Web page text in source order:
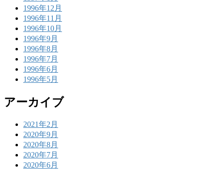
1996年12月
1996年11月
1996年10月
1996年9月
1996年8月
1996年7月
1996年6月
1996年5月
アーカイブ
2021年2月
2020年9月
2020年8月
2020年7月
2020年6月